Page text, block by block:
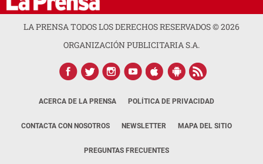
LA PRENSA TODOS LOS DERECHOS RESERVADOS ©2026
ORGANIZACIÓN PUBLICITARIA S.A.
ACERCA DE LA PRENSA POLÍTICA DE PRIVACIDAD
CONTACTA CON NOSOTROS NEWSLETTER MAPA DEL SITIO
PREGUNTAS FRECUENTES